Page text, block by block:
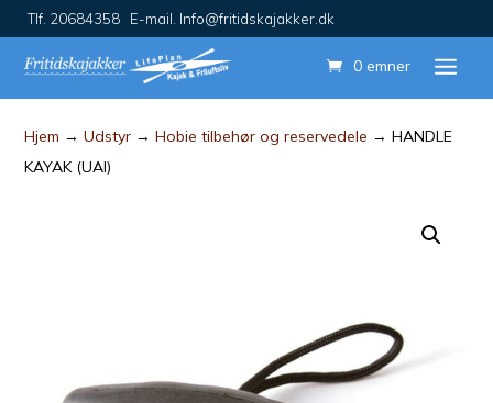
Tlf. 20684358 E-mail. Info@fritidskajakker.dk
0 emner
Hjem →Udstyr →Hobie tilbehør og reservedele → HANDLE
KAYAK (UAI)